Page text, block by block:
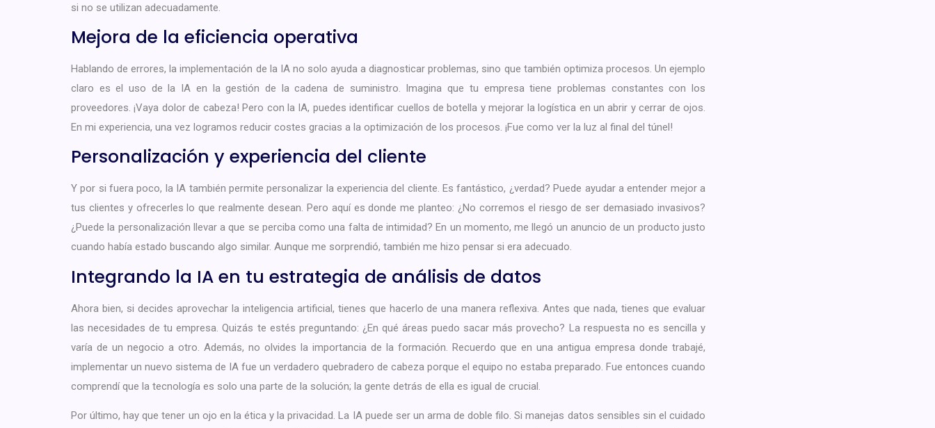
si no se utilizan adecuadamente.
Mejora de la eficiencia operativa
Hablando de errores, la implementación de la IA no solo ayuda a diagnosticar problemas, sino que también optimiza procesos. Un ejemplo
claro es el uso de la IA en la gestión de la cadena de suministro. Imagina que tu empresa tiene problemas constantes con los
proveedores. ¡Vaya dolor de cabeza! Pero con la IA, puedes identificar cuellos de botella y mejorar la logística en un abrir y cerrar de ojos.
En mi experiencia, una vez logramos reducir costes gracias a la optimización de los procesos. ¡Fue como ver la luz al final del túnel!
Personalización y experiencia del cliente
Y por si fuera poco, la IA también permite personalizar la experiencia del cliente. Es fantástico, ¿verdad? Puede ayudar a entender mejor a
tus clientes y ofrecerles lo que realmente desean. Pero aquí es donde me planteo: ¿No corremos el riesgo de ser demasiado invasivos?
¿Puede la personalización llevar a que se perciba como una falta de intimidad? En un momento, me llegó un anuncio de un producto justo
cuando había estado buscando algo similar. Aunque me sorprendió, también me hizo pensar si era adecuado.
Integrando la IA en tu estrategia de análisis de datos
Ahora bien, si decides aprovechar la inteligencia artificial, tienes que hacerlo de una manera reflexiva. Antes que nada, tienes que evaluar
las necesidades de tu empresa. Quizás te estés preguntando: ¿En qué áreas puedo sacar más provecho? La respuesta no es sencilla y
varía de un negocio a otro. Además, no olvides la importancia de la formación. Recuerdo que en una antigua empresa donde trabajé,
implementar un nuevo sistema de IA fue un verdadero quebradero de cabeza porque el equipo no estaba preparado. Fue entonces cuando
comprendí que la tecnología es solo una parte de la solución; la gente detrás de ella es igual de crucial.
Por último, hay que tener un ojo en la ética y la privacidad. La IA puede ser un arma de doble filo. Si manejas datos sensibles sin el cuidado